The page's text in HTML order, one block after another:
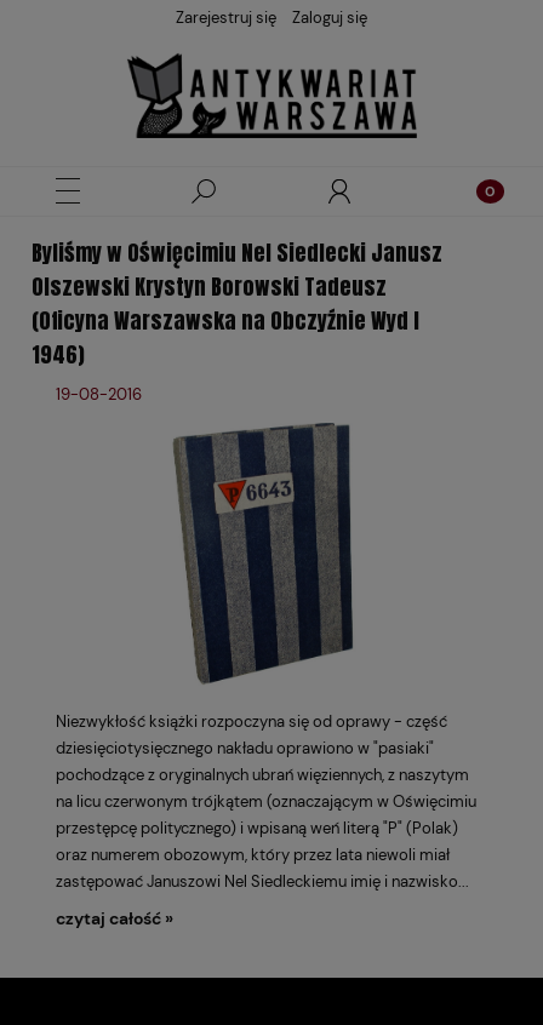
Zarejestruj się Zaloguj się
Byliśmy w Oświęcimiu Nel Siedlecki Janusz
Olszewski Krystyn Borowski Tadeusz
(Oficyna Warszawska na Obczyźnie Wyd I
1946)
19-08-2016
Niezwykłość książki rozpoczyna się od oprawy - część
dziesięciotysięcznego nakładu oprawiono w "pasiaki"
pochodzące z oryginalnych ubrań więziennych, z naszytym
na licu czerwonym trójkątem (oznaczającym w Oświęcimiu
przestępcę politycznego) i wpisaną weń literą "P" (Polak)
oraz numerem obozowym, który przez lata niewoli miał
zastępować Januszowi Nel Siedleckiemu imię i nazwisko...
czytaj całość »